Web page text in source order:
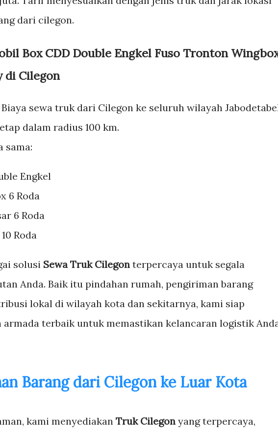
dari cilegon.
Box CDD Double Engkel Fuso Tronton
di Cilegon
sewa truk dari Cilegon ke seluruh wilayah
dalam radius 100 km.
sama:
Engkel
6 Roda
6 Roda
Roda
solusi Sewa Truk Cilegon terpercaya untuk segala
Anda. Baik itu pindahan rumah, pengiriman barang
lokal di wilayah kota dan sekitarnya, kami siap
armada terbaik untuk memastikan kelancaran logistik
Barang dari Cilegon ke Luar Kota
kami menyediakanTruk Cilegon yang terpercaya,